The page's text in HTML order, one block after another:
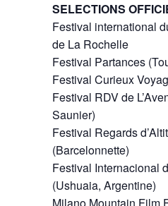
SELECTIONS
Festival international
de La Rochelle
Festival Partances
Festival Curieux
Festival RDV de
Saunier)
Festival Regards
(Barcelonnette)
Festival Internacional
(Ushuaia, Argentine)
Milano Mountain Film